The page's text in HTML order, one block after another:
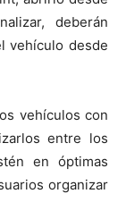
deberán
vehículo desde
vehículos con
entre los
en óptimas
organizar